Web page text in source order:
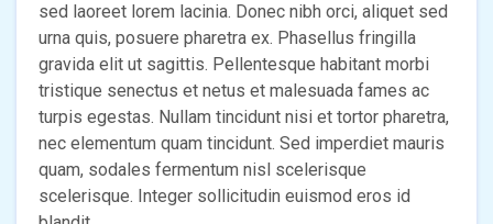
sed laoreet lorem lacinia. Donec nibh orci, aliquet sed
urna quis, posuere pharetra ex. Phasellus fringilla
gravida elit ut sagittis. Pellentesque habitant morbi
tristique senectus et netus et malesuada fames ac
turpis egestas. Nullam tincidunt nisi et tortor pharetra,
nec elementum quam tincidunt. Sed imperdiet mauris
quam, sodales fermentum nisl scelerisque
scelerisque. Integer sollicitudin euismod eros id